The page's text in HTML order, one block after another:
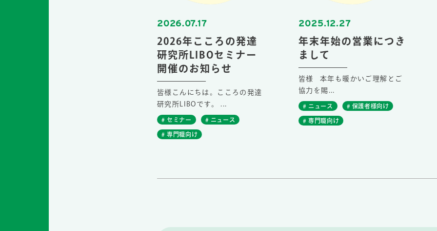
2026.07.17
2026年こころの発達
研究所LIBOセミナー
開催のお知らせ
皆様こんにちは。こころの発達
研究所LIBOです。 ...
# セミナー # ニュース
# 専門職向け
2025.12.27
年末年始の営業につき
まして
皆様 本年も暖かいご理解とご
協力を賜...
# ニュース # 保護者様向け
# 専門職向け